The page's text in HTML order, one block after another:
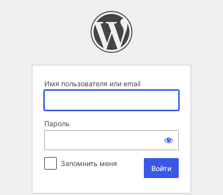
Имя пользователя или email
Пароль
Запомнить меня